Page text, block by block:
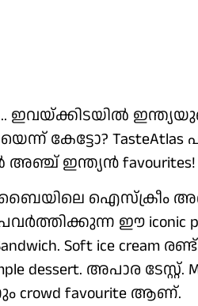
ഇവയ്ക്കിടയില്‍
കേട്ടോ? TasteAtlas
അഞ്ച് ഇന്ത്യന്‍ favourites!
ഐസ്‌ക്രീം
ഈ iconic
Soft ice cream
അപാര ടേസ്റ്റ്.
crowd favourite ആണ്.